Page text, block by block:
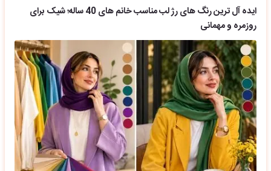
ایده آل ترین رنگ های رژ لب مناسب خانم های 40 ساله؛ شیک برای
روزمره و مهمانی